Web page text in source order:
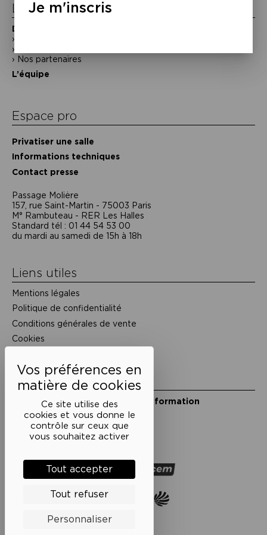
Ce site utilise des
cookies et vous donne le
contrôle sur ceux que
vous souhaitez activer
Tout accepter
Tout refuser
Personnaliser
La Maison de la Poésie
Découvrir
Nos partenaires
L’équipe
Espace pro
Privatiser une salle
Informations techniques
Contact presse
Passage Moliėre
157, rue Saint-Martin - 75003 Paris
M° Rambuteau - RER Les Halles
Standard tél : 01 44 54 53 00
du mardi au samedi de 15h à 18h
Liens utiles
Mentions légales
Politique de confidentialité
Conditions générales de vente
Cookies
Restons en lien
Inscrivez-vous à notre lettre d’information
Suivez-nous sur les réseaux
Je m'inscris